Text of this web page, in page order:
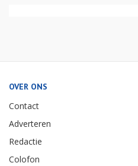
OVER ONS
Contact
Adverteren
Redactie
Colofon